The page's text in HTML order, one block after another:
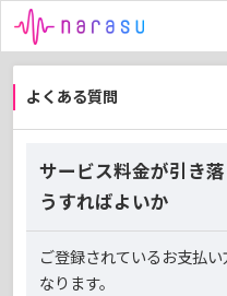
よくある質問
サービス料金が引き
うすればよいか
ご登録されているお支払
なります。